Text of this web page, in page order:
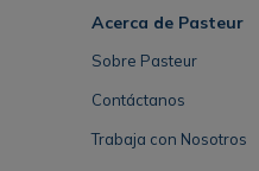
Acerca de Pasteur
Sobre Pasteur
Contáctanos
Trabaja con Nosotros